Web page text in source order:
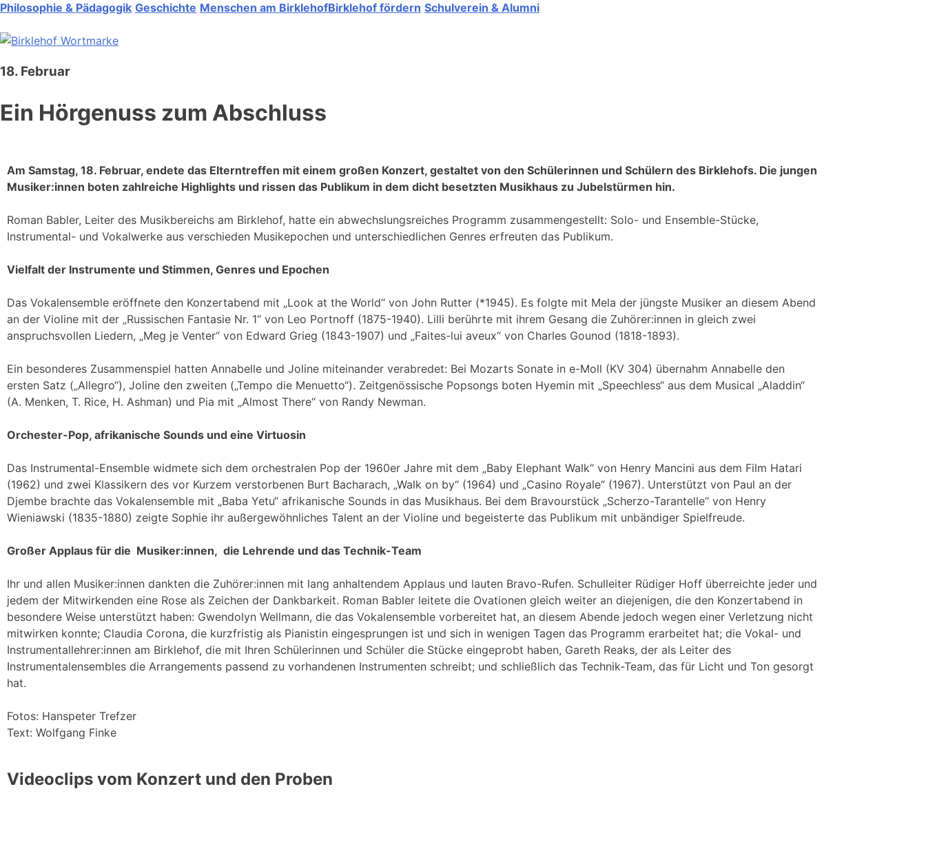
Philosophie & Pädagogik Geschichte Menschen am BirklehofBirklehof fördern Schulverein & Alumni
18. Februar
Ein Hörgenuss zum Abschluss
Am Samstag, 18. Februar, endete das Elterntreffen mit einem großen Konzert, gestaltet von den Schülerinnen und Schülern des Birklehofs. Die jungen
Musiker:innen boten zahlreiche Highlights und rissen das Publikum in dem dicht besetzten Musikhaus zu Jubelstürmen hin.
Roman Babler, Leiter des Musikbereichs am Birklehof, hatte ein abwechslungsreiches Programm zusammengestellt: Solo- und Ensemble-Stücke,
Instrumental- und Vokalwerke aus verschieden Musikepochen und unterschiedlichen Genres erfreuten das Publikum.
Vielfalt der Instrumente und Stimmen, Genres und Epochen
Das Vokalensemble eröffnete den Konzertabend mit „Look at the World“ von John Rutter (*1945). Es folgte mit Mela der jüngste Musiker an diesem Abend
an der Violine mit der „Russischen Fantasie Nr. 1“ von Leo Portnoff (1875-1940). Lilli berührte mit ihrem Gesang die Zuhörer:innen in gleich zwei
anspruchsvollen Liedern, „Meg je Venter“ von Edward Grieg (1843-1907) und „Faites-lui aveux“ von Charles Gounod (1818-1893).
Ein besonderes Zusammenspiel hatten Annabelle und Joline miteinander verabredet: Bei Mozarts Sonate in e-Moll (KV 304) übernahm Annabelle den
ersten Satz („Allegro“), Joline den zweiten („Tempo die Menuetto“). Zeitgenössische Popsongs boten Hyemin mit „Speechless“ aus dem Musical „Aladdin“
(A. Menken, T. Rice, H. Ashman) und Pia mit „Almost There“ von Randy Newman.
Orchester-Pop, afrikanische Sounds und eine Virtuosin
Das Instrumental-Ensemble widmete sich dem orchestralen Pop der 1960er Jahre mit dem „Baby Elephant Walk“ von Henry Mancini aus dem Film Hatari
(1962) und zwei Klassikern des vor Kurzem verstorbenen Burt Bacharach, „Walk on by“ (1964) und „Casino Royale“ (1967). Unterstützt von Paul an der
Djembe brachte das Vokalensemble mit „Baba Yetu“ afrikanische Sounds in das Musikhaus. Bei dem Bravourstück „Scherzo-Tarantelle“ von Henry
Wieniawski (1835-1880) zeigte Sophie ihr außergewöhnliches Talent an der Violine und begeisterte das Publikum mit unbändiger Spielfreude.
Großer Applaus für die Musiker:innen, die Lehrende und das Technik-Team
Ihr und allen Musiker:innen dankten die Zuhörer:innen mit lang anhaltendem Applaus und lauten Bravo-Rufen. Schulleiter Rüdiger Hoff überreichte jeder und
jedem der Mitwirkenden eine Rose als Zeichen der Dankbarkeit. Roman Babler leitete die Ovationen gleich weiter an diejenigen, die den Konzertabend in
besondere Weise unterstützt haben: Gwendolyn Wellmann, die das Vokalensemble vorbereitet hat, an diesem Abende jedoch wegen einer Verletzung nicht
mitwirken konnte; Claudia Corona, die kurzfristig als Pianistin eingesprungen ist und sich in wenigen Tagen das Programm erarbeitet hat; die Vokal- und
Instrumentallehrer:innen am Birklehof, die mit Ihren Schülerinnen und Schüler die Stücke eingeprobt haben, Gareth Reaks, der als Leiter des
Instrumentalensembles die Arrangements passend zu vorhandenen Instrumenten schreibt; und schließlich das Technik-Team, das für Licht und Ton gesorgt
hat.
Fotos: Hanspeter Trefzer
Text: Wolfgang Finke
Videoclips vom Konzert und den Proben